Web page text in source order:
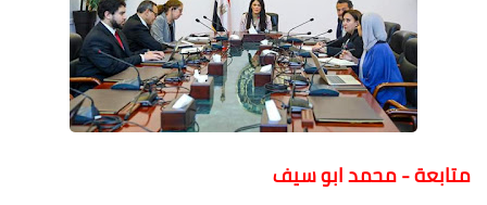
متابعة - محمد ابو سيف